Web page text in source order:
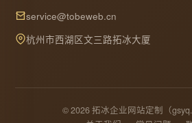
service@tobeweb.cn
杭州市西湖区文三路拓冰大厦
© 2026 拓冰企业网站定制（